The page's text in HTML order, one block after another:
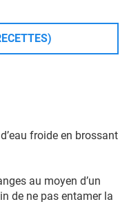
froide en brossant
au moyen d’un
de ne pas entamer la